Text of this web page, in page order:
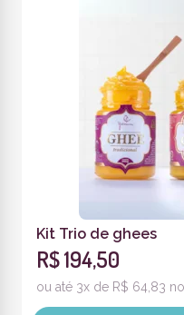
Kit Trio de ghees
R$ 194,50
ou até 3x de R$ 64,83